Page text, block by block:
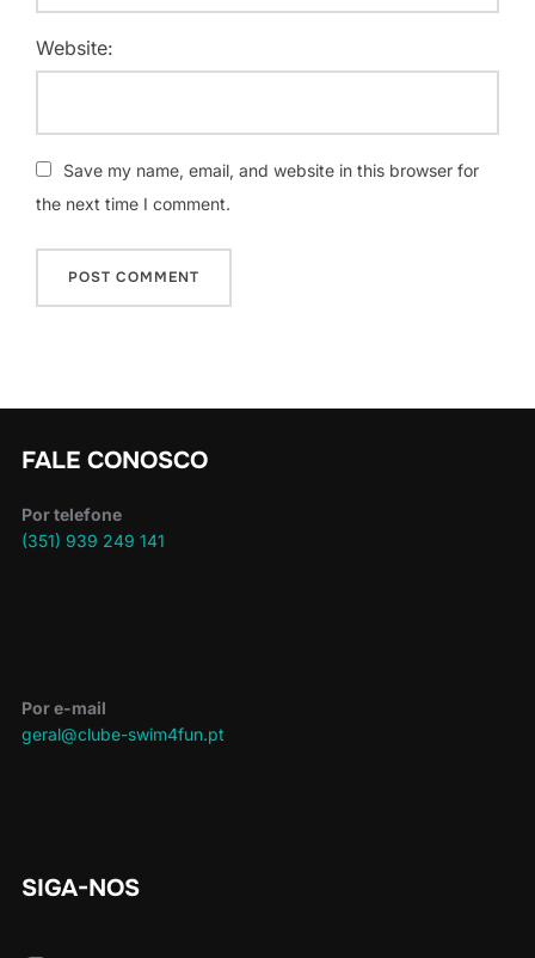
Website:
Save my name, email, and website in this browser for
the next time I comment.
FALE CONOSCO
Por telefone
(351) 939 249 141
Por e-mail
geral@clube-swim4fun.pt
SIGA-NOS